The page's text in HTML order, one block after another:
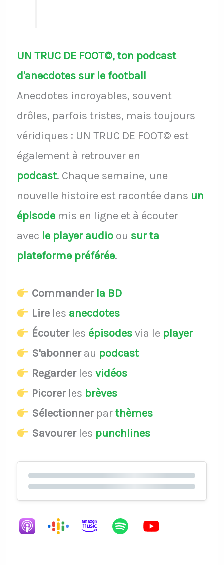
UN TRUC DE FOOT©, ton podcast
d'anecdotes sur le football
Anecdotes incroyables, souvent
drôles, parfois tristes, mais toujours
véridiques : UN TRUC DE FOOT© est
également à retrouver en
podcast. Chaque semaine, une
nouvelle histoire est racontée dans un
épisodemis en ligne et à écouter
avec le player audio ou sur ta
plateforme préférée.
Commander la BD
Lireles anecdotes
Écouterles épisodesvia le player
S'abonnerau podcast
Regarderles vidéos
Picorerles brèves
Sélectionnerparthèmes
Savourerles punchlines